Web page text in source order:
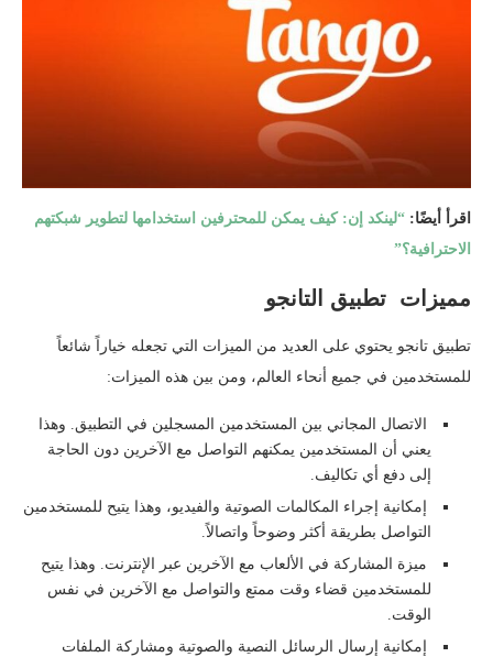
اقرأ أيضًا: “لينكد إن: كيف يمكن للمحترفين استخدامها لتطوير شبكتهم
الاحترافية؟”
مميزات تطبيق التانجو
تطبيق تانجو يحتوي على العديد من الميزات التي تجعله خياراً شائعاً
للمستخدمين في جميع أنحاء العالم، ومن بين هذه الميزات:
الاتصال المجاني بين المستخدمين المسجلين في التطبيق. وهذا
يعني أن المستخدمين يمكنهم التواصل مع الآخرين دون الحاجة
إلى دفع أي تكاليف.
إمكانية إجراء المكالمات الصوتية والفيديو، وهذا يتيح للمستخدمين
التواصل بطريقة أكثر وضوحاً واتصالاً.
ميزة المشاركة في الألعاب مع الآخرين عبر الإنترنت. وهذا يتيح
للمستخدمين قضاء وقت ممتع والتواصل مع الآخرين في نفس
الوقت.
إمكانية إرسال الرسائل النصية والصوتية ومشاركة الملفات